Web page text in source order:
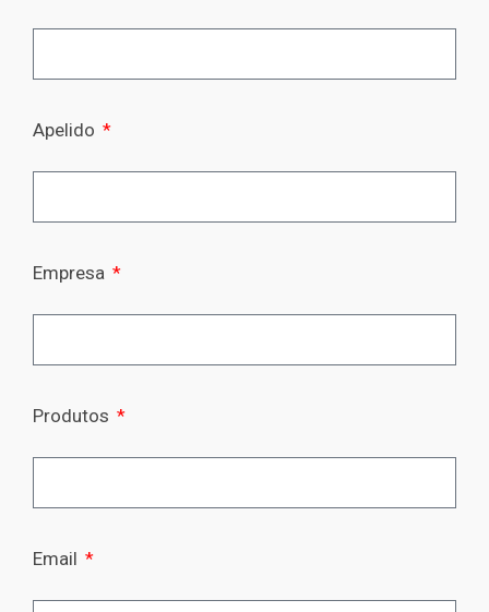
Apelido
Empresa
Produtos
Email